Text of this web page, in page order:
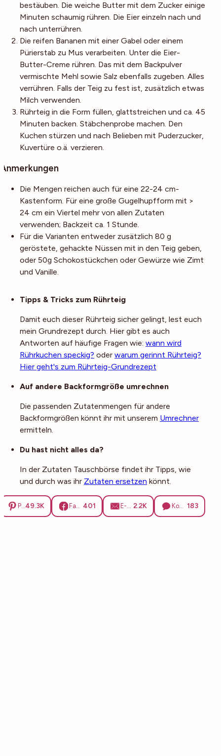
bestäuben. Die weiche Butter mit dem Zucker einige
Minuten schaumig rühren. Die Eier einzeln nach und
nach unterrühren.
Die reifen Bananen mit einer Gabel oder einem
Pürierstab zu Mus verarbeiten. Unter die Eier-
Butter-Creme rühren. Das mit dem Backpulver
vermischte Mehl sowie Salz ebenfalls zugeben. Alles
verrühren. Falls der Teig zu fest ist, zusätzlich etwas
Milch verwenden.
Rührteig in die Form füllen, glattstreichen und ca. 45
Minuten backen. Stäbchenprobe machen. Den
Kuchen stürzen und nach Belieben mit Puderzucker,
Kuvertüre o.ä. verzieren.
Anmerkungen
Die Mengen reichen auch für eine 22-24 cm-
Kastenform. Für eine große Gugelhupfform mit >
24 cm ein Viertel mehr von allen Zutaten
verwenden; Backzeit ca. 1 Stunde.
Für die Varianten entweder zusätzlich 80 g
geröstete, gehackte Nüssen mit in den Teig geben,
oder 50g Schokostückchen oder Gewürze wie Zimt
und Vanille.
Tipps & Tricks zum Rührteig
Damit euch dieser Rührteig sicher gelingt, lest euch
mein Grundrezept durch. Hier gibt es auch
Antworten auf häufige Fragen wie: wann wird
Rührkuchen speckig? oder warum gerinnt Rührteig?
Hier geht's zum Rührteig-Grundrezept
Auf andere Backformgröße umrechnen
Die passenden Zutatenmengen für andere
Backformgrößen könnt ihr mit unserem Umrechner
ermitteln.
Du hast nicht alles da?
In der Zutaten Tauschbörse findet ihr Tipps, wie
und durch was ihr Zutaten ersetzen könnt.
49.3K 401 2.2K 183